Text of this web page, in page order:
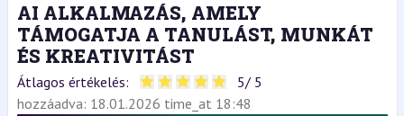
AI ALKALMAZÁS, AMELY
TÁMOGATJA A TANULÁST, MUNKÁT
ÉS KREATIVITÁST
Átlagos értékelés: 5/ 5
hozzáadva: 18.01.2026 time_at 18:48